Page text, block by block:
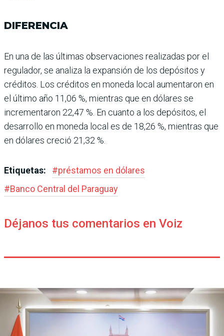
DIFERENCIA
En una de las últimas observa­ciones realizadas por el
regu­lador, se analiza la expansión de los depósitos y
créditos. Los créditos en moneda local aumentaron en
el último año 11,06 %, mientras que en dóla­res se
incrementaron 22,47 %. En cuanto a los depósitos, el
desarrollo en moneda local es de 18,26 %, mientras que
en dólares creció 21,32 %.
Etiquetas: #préstamos en dólares
#Banco Central del Paraguay
Déjanos tus comentarios en Voiz